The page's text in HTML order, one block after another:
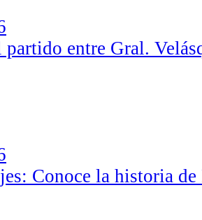
partido entre Gral.
Conoce la historia